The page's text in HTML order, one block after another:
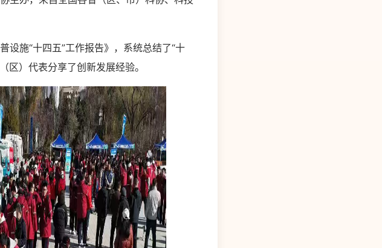
施“十四五”工作报告》，系统总结了“十
区）代表分享了创新发展经验。